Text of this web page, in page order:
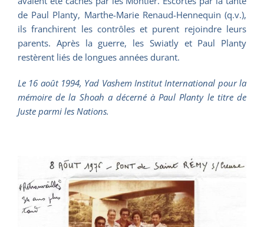
de Paul Planty, Marthe-Marie Renaud-Hennequin (q.v.),
ils franchirent les contrôles et purent rejoindre leurs
parents. Après la guerre, les Swiatly et Paul Planty
restèrent liés de longues années durant.
Le 16 août 1994, Yad Vashem Institut International pour la
mémoire de la Shoah a décerné à Paul Planty le titre de
Juste parmi les Nations.